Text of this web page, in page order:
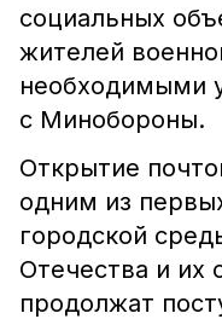
социальных
жителей
необходимыми
с Минобороны.
Открытие
одним из
городской
Отечества и их
продолжат